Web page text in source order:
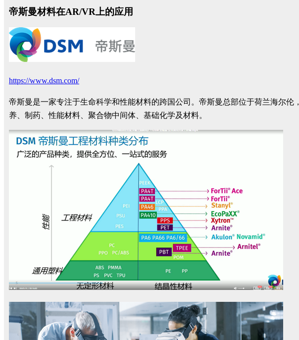
帝斯曼材料在AR/VR上的应用
https://www.dsm.com/
帝斯曼是一家专注于生命科学和性能材料的跨国公司。帝斯曼总部位于荷兰海尔伦，
养、制药、性能材料、聚合物中间体、基础化学及材料。